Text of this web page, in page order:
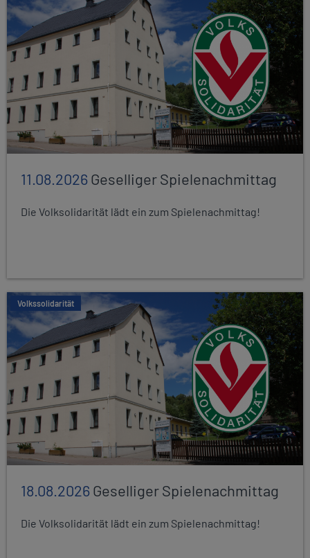
11.08.2026Geselliger Spielenachmittag
Die Volksolidarität lädt ein zum Spielenachmittag!
Volkssolidarität
18.08.2026Geselliger Spielenachmittag
Die Volksolidarität lädt ein zum Spielenachmittag!